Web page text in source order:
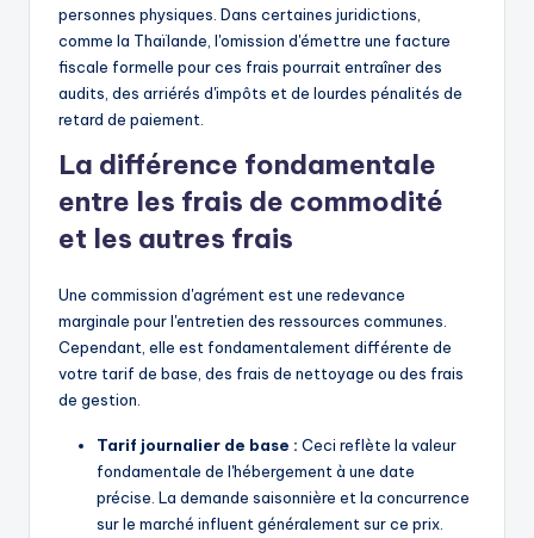
personnes physiques. Dans certaines juridictions,
comme la Thaïlande, l'omission d'émettre une facture
fiscale formelle pour ces frais pourrait entraîner des
audits, des arriérés d'impôts et de lourdes pénalités de
retard de paiement.
La différence fondamentale
entre les frais de commodité
et les autres frais
Une commission d'agrément est une redevance
marginale pour l'entretien des ressources communes.
Cependant, elle est fondamentalement différente de
votre tarif de base, des frais de nettoyage ou des frais
de gestion.
Tarif journalier de base : Ceci reflète la valeur
fondamentale de l'hébergement à une date
précise. La demande saisonnière et la concurrence
sur le marché influent généralement sur ce prix.